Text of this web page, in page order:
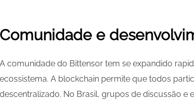
Comunidade e
A comunidade do Bittensor tem se expandido
ecossistema. A blockchain permite que todos
descentralizado. No Brasil, grupos de discussão